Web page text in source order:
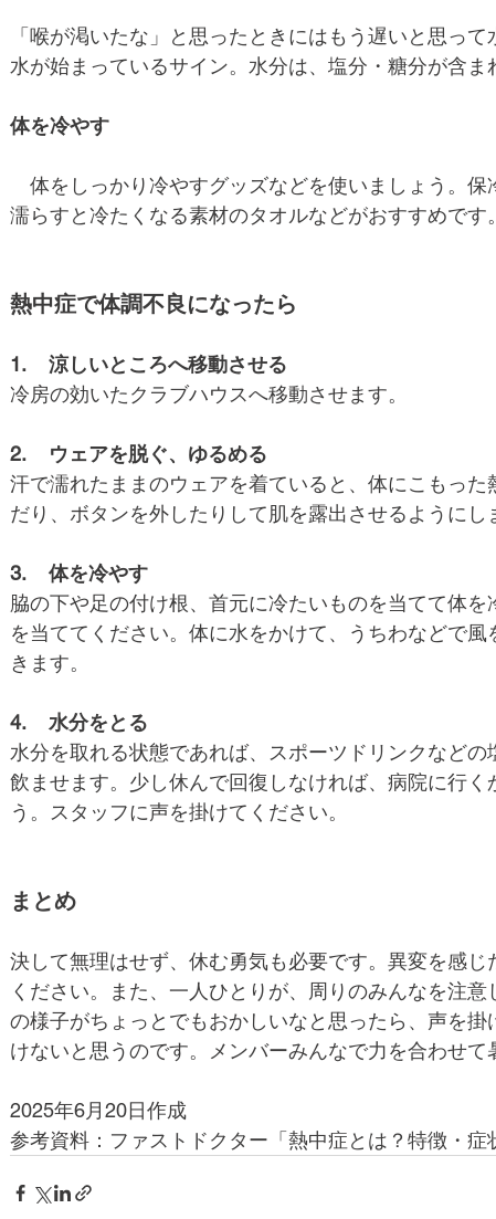
「喉が渇いたな」と思ったときにはもう遅いと思っ
水が始まっているサイン。水分は、塩分・糖分が含ま
体を冷やす
体をしっかり冷やすグッズなどを使いましょう。保
濡らすと冷たくなる素材のタオルなどがおすすめです。
熱中症で体調不良になったら
1.    涼しいところへ移動させる
冷房の効いたクラブハウスへ移動させます。
2.    ウェアを脱ぐ、ゆるめる
汗で濡れたままのウェアを着ていると、体にこもっ
だり、ボタンを外したりして肌を露出させるようにし
3.    体を冷やす
脇の下や足の付け根、首元に冷たいものを当てて体
を当ててください。体に水をかけて、うちわなどで
きます。
4.    水分をとる
水分を取れる状態であれば、スポーツドリンクなど
飲ませます。少し休んで回復しなければ、病院に行く
う。スタッフに声を掛けてください。
まとめ
決して無理はせず、休む勇気も必要です。異変を感
ください。また、一人ひとりが、周りのみんなを注
の様子がちょっとでもおかしいなと思ったら、声を
けないと思うのです。メンバーみんなで力を合わせて
2025年6月20日作成
参考資料：ファストドクター「熱中症とは？特徴・症